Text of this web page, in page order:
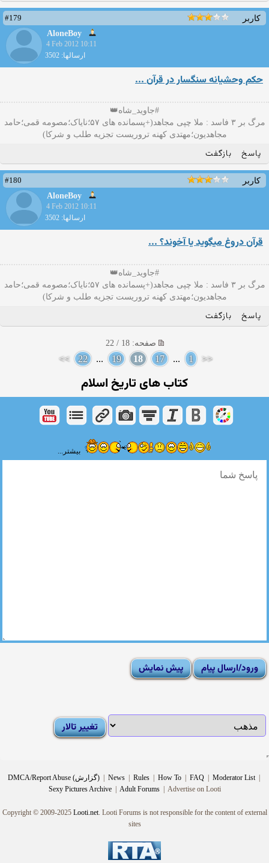
کاربر
#179
AloneBoy
4 Feb 2012 10:11
ارسالها: 3502
حکم وحشیانه سنگسار در قرآن ...
#جاوید_شاه👑
مرگ بر ۳ فاسد : ملا چپی مجاهد(+پسمانده های ۵۷؛نایاک؛مصومه قمی؛حامد
مجاهدیون؛مهتدی کهنه تروریست تجزیه طلب و شرکا)
پاسخ بازگفت
کاربر
#180
AloneBoy
4 Feb 2012 10:11
ارسالها: 3502
قرآن دروغ میگوید یا آخوند؟ ...
#جاوید_شاه👑
مرگ بر ۳ فاسد : ملا چپی مجاهد(+پسمانده های ۵۷؛نایاک؛مصومه قمی؛حامد
مجاهدیون؛مهتدی کهنه تروریست تجزیه طلب و شرکا)
پاسخ بازگفت
صفحه: 18 / 22
<<
1
...
17
18
19
...
22
>>
کتاب های تاریخ اسلام
بیشتر...
DMCA/Report Abuse (گزارش) | News | Rules | How To | FAQ | Moderator List |
Sexy Pictures Archive | Adult Forums |Advertise on Looti
Copyright © 2009-2025 Looti.net. Looti Forums is not responsible for the content of external
sites